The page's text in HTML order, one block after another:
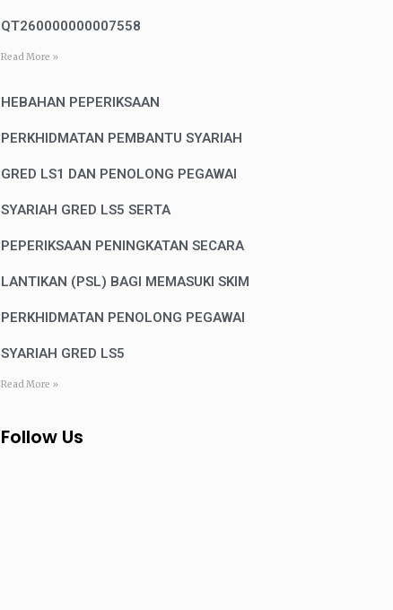
QT260000000007558
Read More »
HEBAHAN PEPERIKSAAN
PERKHIDMATAN PEMBANTU SYARIAH
GRED LS1 DAN PENOLONG PEGAWAI
SYARIAH GRED LS5 SERTA
PEPERIKSAAN PENINGKATAN SECARA
LANTIKAN (PSL) BAGI MEMASUKI SKIM
PERKHIDMATAN PENOLONG PEGAWAI
SYARIAH GRED LS5
Read More »
Follow Us